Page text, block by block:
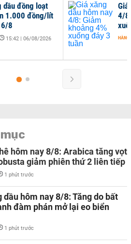
dầu đồng loạt
1.000 đồng/lít
8
15:42 | 06/08/2026
Giá
4/
HÀNG
hôm nay 8/8: Arabica tăng vọt
giảm phiên thứ 2 liên tiếp
1 phút trước
dầu hôm nay 8/8: Tăng do bất
đàm phán mở lại eo biển
1 phút trước